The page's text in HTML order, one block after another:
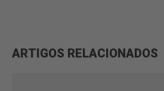
ARTIGOS RELACIONADOS